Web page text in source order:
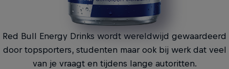
Red Bull Energy Drinks wordt wereldwijd gewaardeerd
door topsporters, studenten maar ook bij werk dat veel
van je vraagt en tijdens lange autoritten.